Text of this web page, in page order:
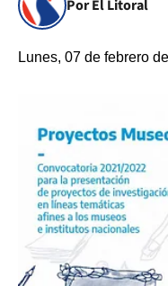
Por El Litoral
Lunes, 07 de febrero